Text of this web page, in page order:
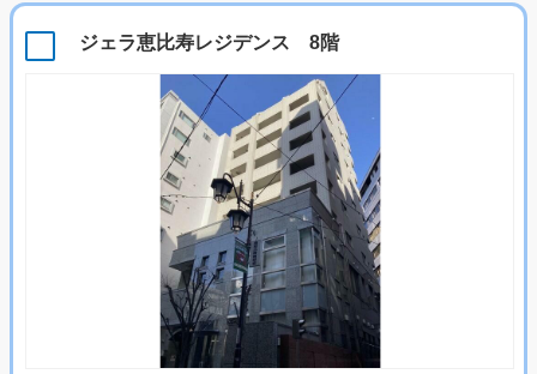
ジェラ恵比寿レジデンス 8階